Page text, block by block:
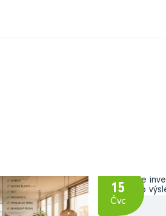
15
Čvc